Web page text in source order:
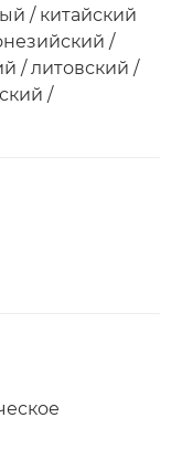
/ китайский
/
/ литовский /
/